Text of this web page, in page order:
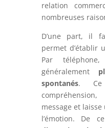
relation
nombreuses
D’une part, il
permet d’établir
Par
généralement
spontanés. Ce
message et
l’émotion. De